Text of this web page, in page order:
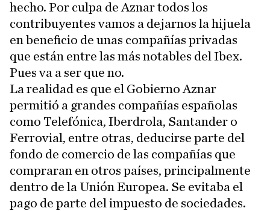
hecho. Por culpa de Aznar todos los
contribuyentes vamos a dejarnos la hijuela
en beneficio de unas compañías privadas
que están entre las más notables del Ibex.
Pues va a ser que no.
La realidad es que el Gobierno Aznar
permitió a grandes compañías españolas
como Telefónica, Iberdrola, Santander o
Ferrovial, entre otras, deducirse parte del
fondo de comercio de las compañías que
compraran en otros países, principalmente
dentro de la Unión Europea. Se evitaba el
pago de parte del impuesto de sociedades.